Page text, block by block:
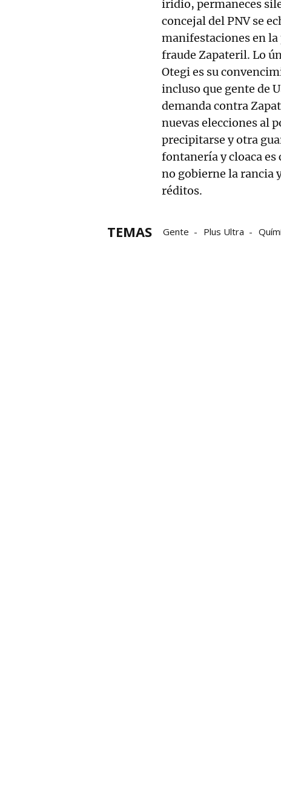
iridio, permaneces
concejal del PNV se
manifestaciones en la
fraude Zapateril. Lo
Otegi es su
incluso que gente de
demanda contra
nuevas elecciones al
precipitarse y otra
fontanería y cloaca es
no gobierne la rancia
réditos.
TEMAS Gente Plus Ultra